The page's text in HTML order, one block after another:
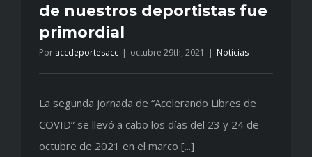
de nuestros deportistas fue
primordial
Por accdeportesacc | octubre 29th, 2021 | Noticias
La segunda jornada de “Acelerando Libres de
COVID” se llevó a cabo los días del 23 y 24 de
octubre de 2021 en el marco [...]